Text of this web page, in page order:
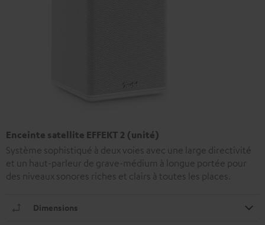
Enceinte satellite EFFEKT 2 (unité)
Système sophistiqué à deux voies avec une large directivité
et un haut-parleur de grave-médium à longue portée pour
des niveaux sonores riches et clairs à toutes les places.
Dimensions